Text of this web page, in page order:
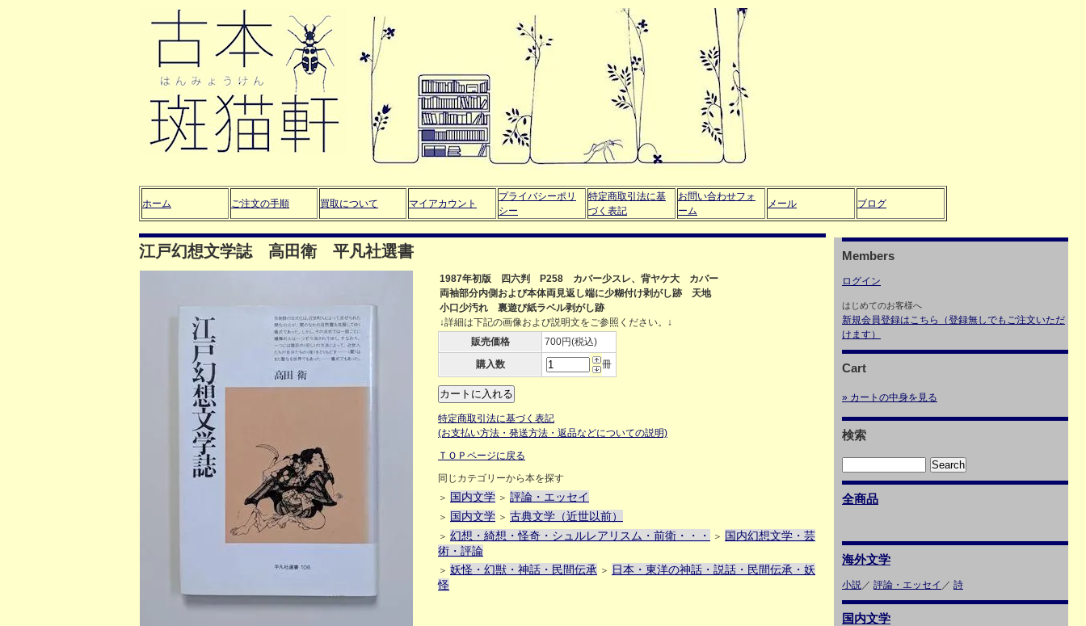
ホーム ご注文の手順 買取について マイアカウント
プライバシーポリ
シー
特定商取引法に基
づく表記
お問い合わせフォ
ーム
メール ブログ
江戸幻想文学誌 高田衛 平凡社選書
1987年初版 四六判 P258 カバー少スレ、背ヤケ大 カバー
両袖部分内側および本体両見返し端に少糊付け剥がし跡 天地
小口少汚れ 裏遊び紙ラベル剥がし跡
↓詳細は下記の画像および説明文をご参照ください。↓
販売価格
700円(税込)
購入数
冊
特定商取引法に基づく表記
(お支払い方法・発送方法・返品などについての説明)
ＴＯＰページに戻る
同じカテゴリーから本を探す
＞ 国内文学 ＞ 評論・エッセイ
＞ 国内文学 ＞ 古典文学（近世以前）
＞ 幻想・綺想・怪奇・シュルレアリスム・前衛・・・ ＞ 国内幻想文学・芸
術・評論
＞ 妖怪・幻獣・神話・民間伝承 ＞ 日本・東洋の神話・説話・民間伝承・妖
怪
Members
ログイン
はじめてのお客様へ
新規会員登録はこちら（登録無しでもご注文いただ
けます）
Cart
» カートの中身を見る
検索
全商品
海外文学
小説／ 評論・エッセイ ／ 詩
国内文学